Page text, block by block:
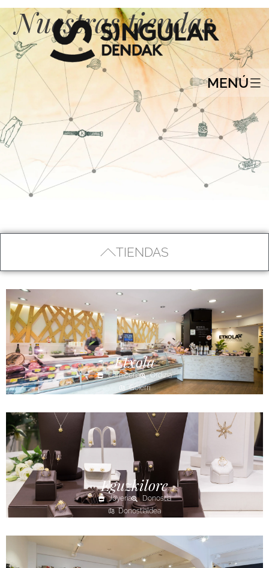
MENÚ
Nuestras tiendas
TIENDAS
Etxola
Carnicería
Ordizia
Goierri
Eguzkilore
Joyería
Donostia
Donostialdea